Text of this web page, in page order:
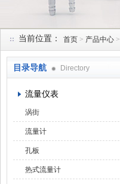
当前位置： 首页 > 产品中心 >
目录导航 Directory
流量仪表
涡街
流量计
孔板
热式流量计